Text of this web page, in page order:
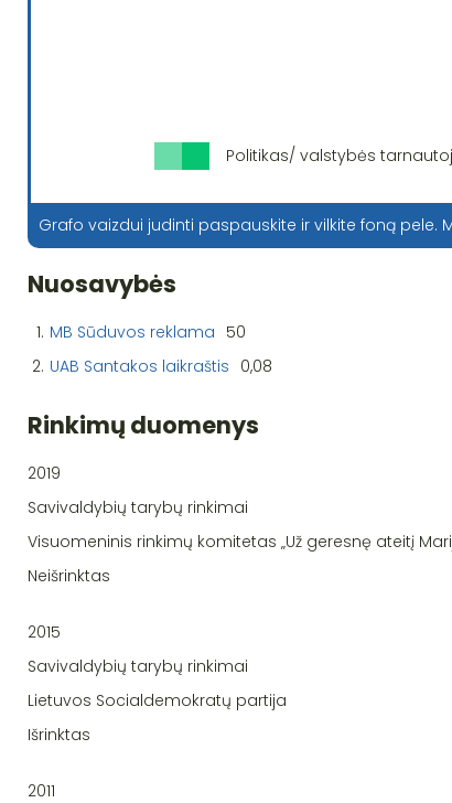
Politikas/ valstybės
Grafo vaizdui judinti paspauskite ir vilkite foną pele.
Nuosavybės
1. MB Sūduvos reklama 50
2. UAB Santakos laikraštis 0,08
Rinkimų duomenys
2019
Savivaldybių tarybų rinkimai
Visuomeninis rinkimų komitetas „Už geresnę ateitį
Neišrinktas
2015
Savivaldybių tarybų rinkimai
Lietuvos Socialdemokratų partija
Išrinktas
2011